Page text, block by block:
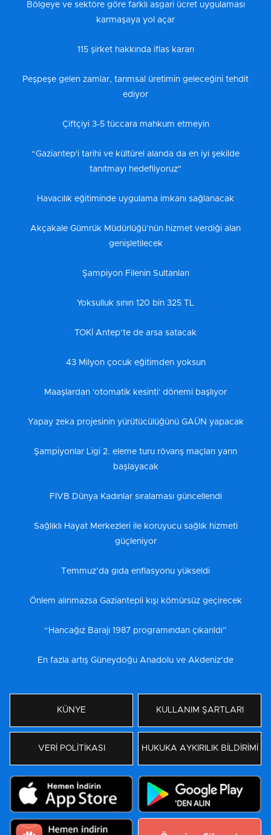
Bölgeye ve sektöre göre farklı asgari ücret uygulaması
karmaşaya yol açar
115 şirket hakkında iflas kararı
Peşpeşe gelen zamlar, tarımsal üretimin geleceğini tehdit
ediyor
Çiftçiyi 3-5 tüccara mahkum etmeyin
“Gaziantep'i tarihi ve kültürel alanda da en iyi şekilde
tanıtmayı hedefliyoruz"
Havacılık eğitiminde uygulama imkanı sağlanacak
Akçakale Gümrük Müdürlüğü’nün hizmet verdiği alan
genişletilecek
Şampiyon Filenin Sultanları
Yoksulluk sınırı 120 bin 325 TL
TOKİ Antep’te de arsa satacak
43 Milyon çocuk eğitimden yoksun
Maaşlardan 'otomatik kesinti' dönemi başlıyor
Yapay zeka projesinin yürütücülüğünü GAÜN yapacak
Şampiyonlar Ligi 2. eleme turu rövanş maçları yarın
başlayacak
FIVB Dünya Kadınlar sıralaması güncellendi
Sağlıklı Hayat Merkezleri ile koruyucu sağlık hizmeti
güçleniyor
Temmuz’da gıda enflasyonu yükseldi
Önlem alınmazsa Gaziantepli kışı kömürsüz geçirecek
“Hancağız Barajı 1987 programından çıkarıldı”
En fazla artış Güneydoğu Anadolu ve Akdeniz’de
KÜNYE KULLANIM ŞARTLARI
VERİ POLİTİKASI HUKUKA AYKIRILIK BİLDİRİMİ